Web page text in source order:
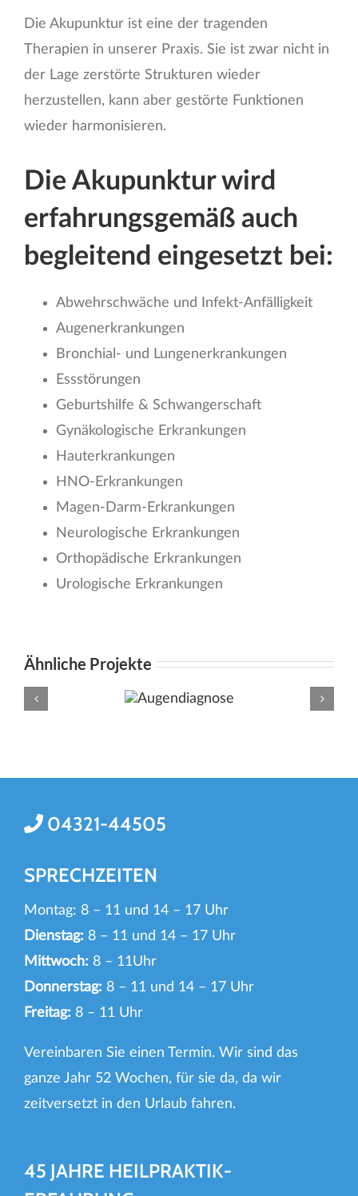
Die Akupunktur ist eine der tragenden
Therapien in unserer Praxis. Sie ist zwar nicht in
der Lage zerstörte Strukturen wieder
herzustellen, kann aber gestörte Funktionen
wieder harmonisieren.
Die Akupunktur wird
erfahrungsgemäß auch
begleitend eingesetzt bei:
Abwehrschwäche und Infekt-Anfälligkeit
Augenerkrankungen
Bronchial- und Lungenerkrankungen
Essstörungen
Geburtshilfe & Schwangerschaft
Gynäkologische Erkrankungen
Hauterkrankungen
HNO-Erkrankungen
Magen-Darm-Erkrankungen
Neurologische Erkrankungen
Orthopädische Erkrankungen
Urologische Erkrankungen
Ähnliche Projekte
04321-44505
SPRECHZEITEN
Montag: 8 – 11 und 14 – 17 Uhr
Dienstag: 8 – 11 und 14 – 17 Uhr
Mittwoch: 8 – 11Uhr
Donnerstag: 8 – 11 und 14 – 17 Uhr
Freitag: 8 – 11 Uhr
Vereinbaren Sie einen Termin. Wir sind das
ganze Jahr 52 Wochen, für sie da, da wir
zeitversetzt in den Urlaub fahren.
45 JAHRE HEILPRAKTIK-